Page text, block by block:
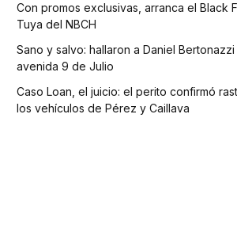
Con promos exclusivas, arranca el Black
Tuya del NBCH
Sano y salvo: hallaron a Daniel
avenida 9 de Julio
Caso Loan, el juicio: el perito confirmó
los vehículos de Pérez y Caillava